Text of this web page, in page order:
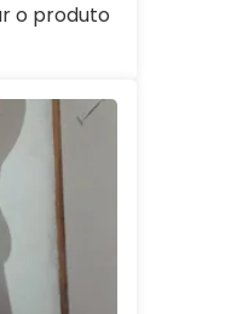
o produto